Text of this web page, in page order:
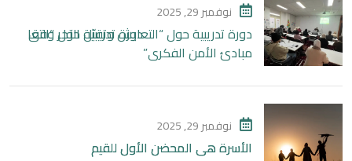
نوفمبر 29, 2025
دورة تدريبية حول “التعايش وتقبّل الآخر وفق
مبادئ الأمن الفكري”
نوفمبر 29, 2025
الأسرة هي المحضن الأول للقيم